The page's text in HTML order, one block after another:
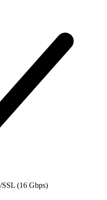
SSL (16 Gbps)